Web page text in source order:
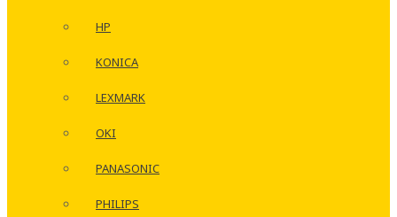
HP
KONICA
LEXMARK
OKI
PANASONIC
PHILIPS